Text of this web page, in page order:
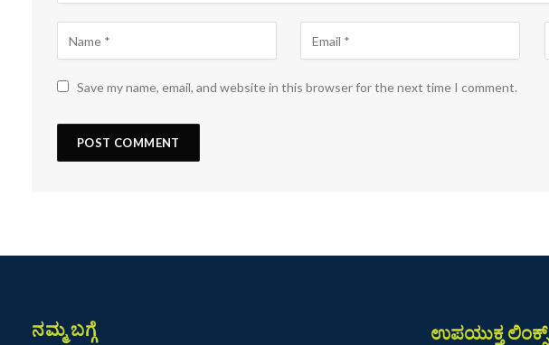
Save my name, email, and website in this browser for the next time I comment.
ನಮ್ಮ ಬಗ್ಗೆ ಉಪಯುಕ್ತ ಲಿಂಕ್ಸ್